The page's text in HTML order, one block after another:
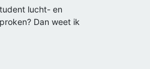
lucht- en
Dan weet ik